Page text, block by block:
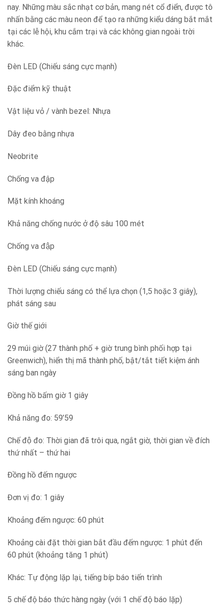
nay. Những màu sắc nhạt cơ bản, mang nét cổ điển, được tô
nhấn bằng các màu neon để tạo ra những kiểu dáng bắt mắt
tại các lễ hội, khu cắm trại và các không gian ngoài trời
khác.
Đèn LED (Chiếu sáng cực mạnh)
Đặc điểm kỹ thuật
Vật liệu vỏ / vành bezel: Nhựa
Dây đeo bằng nhựa
Neobrite
Chống va đập
Mặt kính khoáng
Khả năng chống nước ở độ sâu 100 mét
Chống va đập
Đèn LED (Chiếu sáng cực mạnh)
Thời lượng chiếu sáng có thể lựa chọn (1,5 hoặc 3 giây),
phát sáng sau
Giờ thế giới
29 múi giờ (27 thành phố + giờ trung bình phối hợp tại
Greenwich), hiển thị mã thành phố, bật/tắt tiết kiệm ánh
sáng ban ngày
Đồng hồ bấm giờ 1 giây
Khả năng đo: 59’59
Chế độ đo: Thời gian đã trôi qua, ngắt giờ, thời gian về đích
thứ nhất – thứ hai
Đồng hồ đếm ngược
Đơn vị đo: 1 giây
Khoảng đếm ngược: 60 phút
Khoảng cài đặt thời gian bắt đầu đếm ngược: 1 phút đến
60 phút (khoảng tăng 1 phút)
Khác: Tự động lặp lại, tiếng bíp báo tiến trình
5 chế độ báo thức hàng ngày (với 1 chế độ báo lặp)